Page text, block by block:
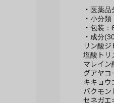
・医薬
・小分
・包装：
・成分
リン酸
塩酸トリ
マレイン
グアヤコ
キキョウ
バクモ
セネガエ